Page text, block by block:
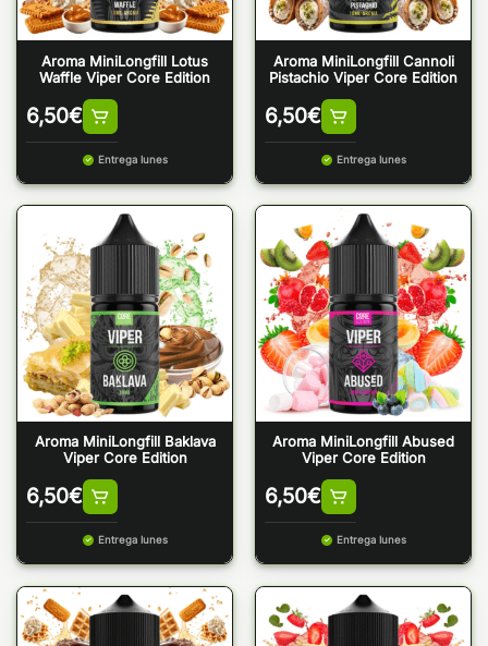
Aroma MiniLongfill Lotus
Waffle Viper Core Edition
6,50€
Entrega lunes
Aroma MiniLongfill Cannoli
Pistachio Viper Core Edition
6,50€
Entrega lunes
Aroma MiniLongfill Baklava
Viper Core Edition
6,50€
Entrega lunes
Aroma MiniLongfill Abused
Viper Core Edition
6,50€
Entrega lunes